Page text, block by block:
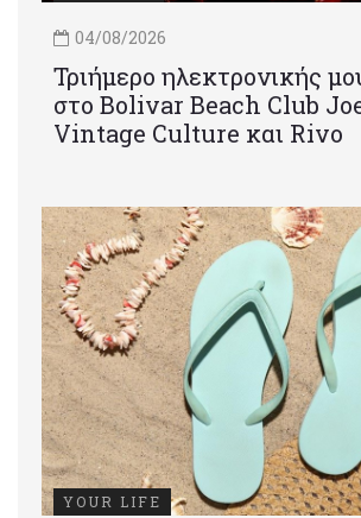
04/08/2026
Τριήμερο ηλεκτρονικής
στο Bolivar Beach Club
Vintage Culture και Rivo
YOUR LIFE